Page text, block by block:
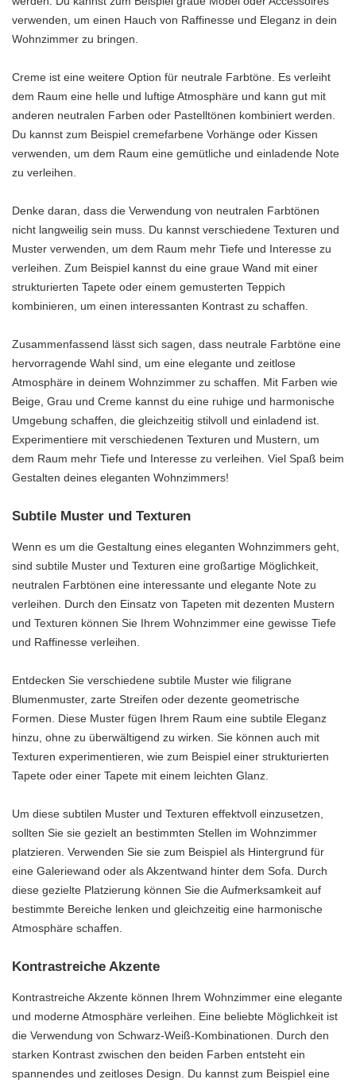
verwenden, um einen Hauch von Raffinesse und Eleganz in dein
Wohnzimmer zu bringen.
Creme ist eine weitere Option für neutrale Farbtöne. Es verleiht
dem Raum eine helle und luftige Atmosphäre und kann gut mit
anderen neutralen Farben oder Pastelltönen kombiniert werden.
Du kannst zum Beispiel cremefarbene Vorhänge oder Kissen
verwenden, um dem Raum eine gemütliche und einladende Note
zu verleihen.
Denke daran, dass die Verwendung von neutralen Farbtönen
nicht langweilig sein muss. Du kannst verschiedene Texturen und
Muster verwenden, um dem Raum mehr Tiefe und Interesse zu
verleihen. Zum Beispiel kannst du eine graue Wand mit einer
strukturierten Tapete oder einem gemusterten Teppich
kombinieren, um einen interessanten Kontrast zu schaffen.
Zusammenfassend lässt sich sagen, dass neutrale Farbtöne eine
hervorragende Wahl sind, um eine elegante und zeitlose
Atmosphäre in deinem Wohnzimmer zu schaffen. Mit Farben wie
Beige, Grau und Creme kannst du eine ruhige und harmonische
Umgebung schaffen, die gleichzeitig stilvoll und einladend ist.
Experimentiere mit verschiedenen Texturen und Mustern, um
dem Raum mehr Tiefe und Interesse zu verleihen. Viel Spaß beim
Gestalten deines eleganten Wohnzimmers!
Subtile Muster und Texturen
Wenn es um die Gestaltung eines eleganten Wohnzimmers geht,
sind subtile Muster und Texturen eine großartige Möglichkeit,
neutralen Farbtönen eine interessante und elegante Note zu
verleihen. Durch den Einsatz von Tapeten mit dezenten Mustern
und Texturen können Sie Ihrem Wohnzimmer eine gewisse Tiefe
und Raffinesse verleihen.
Entdecken Sie verschiedene subtile Muster wie filigrane
Blumenmuster, zarte Streifen oder dezente geometrische
Formen. Diese Muster fügen Ihrem Raum eine subtile Eleganz
hinzu, ohne zu überwältigend zu wirken. Sie können auch mit
Texturen experimentieren, wie zum Beispiel einer strukturierten
Tapete oder einer Tapete mit einem leichten Glanz.
Um diese subtilen Muster und Texturen effektvoll einzusetzen,
sollten Sie sie gezielt an bestimmten Stellen im Wohnzimmer
platzieren. Verwenden Sie sie zum Beispiel als Hintergrund für
eine Galeriewand oder als Akzentwand hinter dem Sofa. Durch
diese gezielte Platzierung können Sie die Aufmerksamkeit auf
bestimmte Bereiche lenken und gleichzeitig eine harmonische
Atmosphäre schaffen.
Kontrastreiche Akzente
Kontrastreiche Akzente können Ihrem Wohnzimmer eine elegante
und moderne Atmosphäre verleihen. Eine beliebte Möglichkeit ist
die Verwendung von Schwarz-Weiß-Kombinationen. Durch den
starken Kontrast zwischen den beiden Farben entsteht ein
spannendes und zeitloses Design. Du kannst zum Beispiel eine